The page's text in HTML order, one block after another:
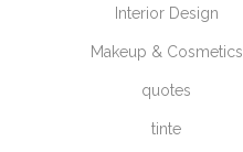
Interior Design
Makeup & Cosmetics
quotes
tinte